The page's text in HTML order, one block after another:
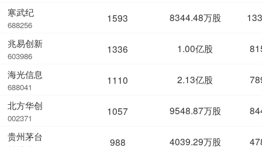
寒武纪
688256
兆易创新
603986
海光信息
688041
北方华创
002371
贵州茅台
1593 8344.48万股
1336 1.00亿股
1110 2.13亿股
1057 9548.87万股
988 4039.29万股